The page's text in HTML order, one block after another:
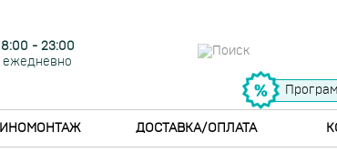
8:00 - 23:00
ежедневно
ДОСТАВКА/ОПЛАТА